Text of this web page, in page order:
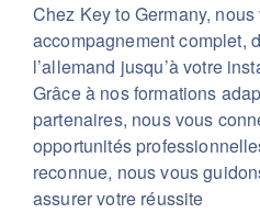
Chez Key to Germany,
accompagnement complet,
l’allemand jusqu’à votre
Grâce à nos formations
partenaires, nous vous
opportunités
reconnue, nous vous
assurer votre réussite